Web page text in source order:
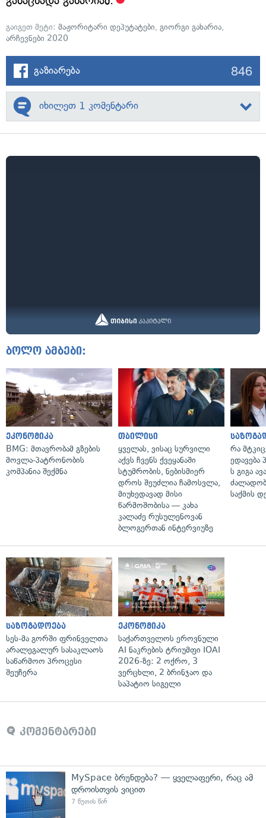
გაიგეთ მეტი: მაჟორიტარი დეპუტატები, გიორგი გახარია,
არჩევნები 2020
გაზიარება 846
იხილეთ 1 კომენტარი
ბოლო ამბები:
ეკონომიკა
BMG: მთავრობამ გზების
მოვლა-პატრონობის
კომპანია შექმნა
თბილისი
ყველას, ვისაც სურვილი
აქვს ჩვენს ქვეყანაში
სტუმრობის, ნებისმიერ
დროს შეუძლია ჩამოსვლა,
მიუხედავად მისი
წარმოშობისა — კახა
კალაძე რუსულენოვან
ბლოგერთან ინტერვიუზე
რა
ედავება
ს გიგა
საქმის
საზოგადოება
სეს-მა გორში ფრინველთა
არალეგალურ სასაკლაოს
საწარმოო პროცესი
შეუჩერა
ეკონომიკა
საქართველოს ეროვნული
AI ნაკრების ტრიუმფი IOAI
2026-ზე: 2 ოქრო, 3
ვერცხლი, 2 ბრინჯაო და
საპატიო სიგელი
კომენტარები
MySpace ბრუნდება? — ყველაფერი, რაც ამ
დროისთვის ვიცით
7 წუთის წინ